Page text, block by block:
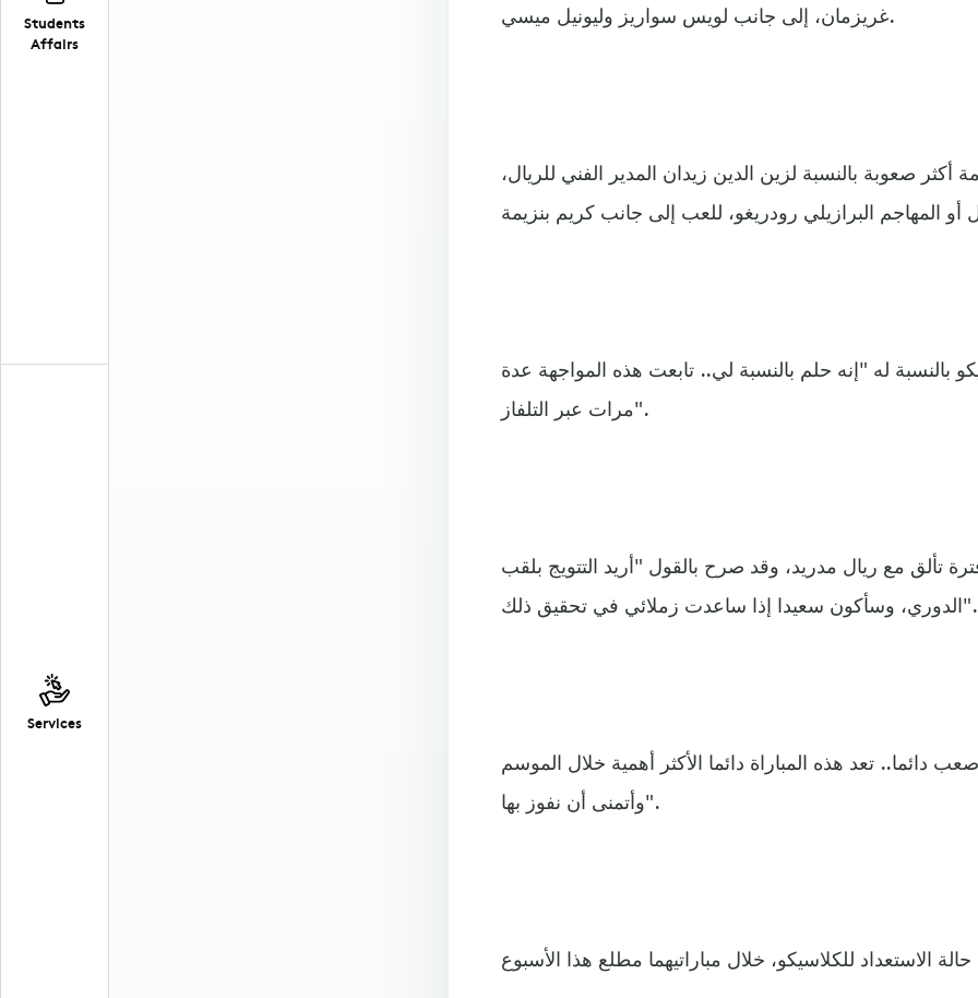
Students
Affairs
Services
غريزمان، إلى جانب لويس سواريز وليونيل ميسي.
صعوبة بالنسبة لزين الدين زيدان المدير الفني للريال،
بالنسبة له "إنه حلم بالنسبة لي.. تابعت هذه المواجهة عدة
مرات عبر التلفاز".
تألق مع ريال مدريد، وقد صرح بالقول "أريد التتويج بلقب
الدوري، وسأكون سعيدا إذا ساعدت زملائي في تحقيق ذلك".
تعد هذه المباراة دائما الأكثر أهمية خلال الموسم
وأتمنى أن نفوز بها".